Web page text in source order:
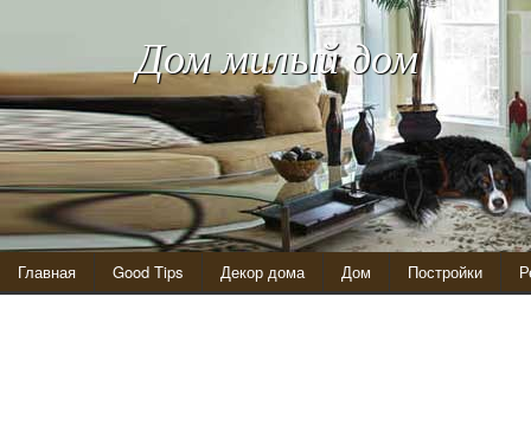
Дом милый дом
Главная Good Tips Декор дома Дом Постройки